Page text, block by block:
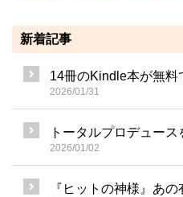
新着記事
14冊のKindle本が無料
2026/01/31
トータルプロデュース
2026/01/02
『ヒットの神様』あの